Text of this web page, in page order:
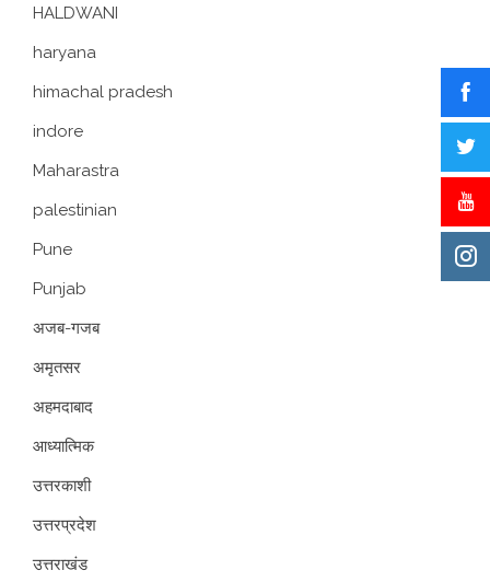
HALDWANI
haryana
himachal pradesh
indore
Maharastra
palestinian
Pune
Punjab
अजब-गजब
अमृतसर
अहमदाबाद
आध्यात्मिक
उत्तरकाशी
उत्तरप्रदेश
उत्तराखंड